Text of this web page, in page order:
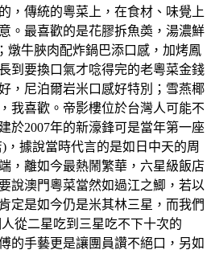
，傳統的粵菜上，在食材、味覺上
。最喜歡的是花膠拆魚𡙡，湯濃鮮
燉牛脥肉配炸鍋巴添口感，加烤鳳
到要換口氣才唸得完的老粵菜金錢
，尼泊爾岩米口感好特別；雪燕椰
我喜歡。帝影樓位於台灣人可能不
於2007年的新濠鋒可是當年第一座
，據說當時代言的是如日中天的周
，離如今最熱鬧繁華，六星級飯店
說澳門粵菜當然如過江之鯽，若以
定是如今仍是米其林三星，而我們
從二星吃到三星吃不下十次的
的手藝更是讓團員讚不絕口，另如